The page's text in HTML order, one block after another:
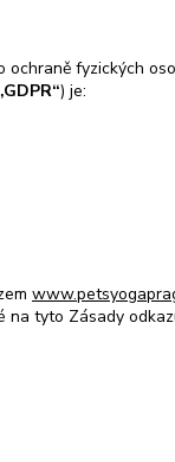
ochraně fyzických
) je:
na tyto Zásady